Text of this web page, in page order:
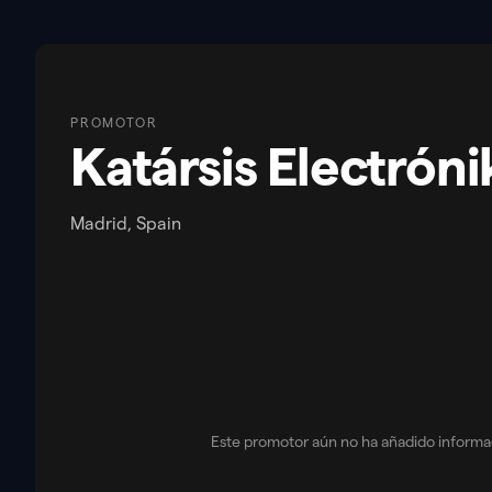
PROMOTOR
Katársis
Madrid, Spain
Este promotor aún no ha añadido